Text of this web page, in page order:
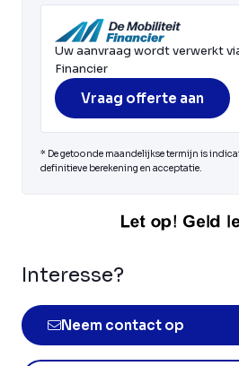
Uw aanvraag wordt verwerkt
Financier
Vraag offerte aan
* De getoonde maandelijkse termijn is
definitieve berekening en acceptatie.
Interesse?
Neem contact op